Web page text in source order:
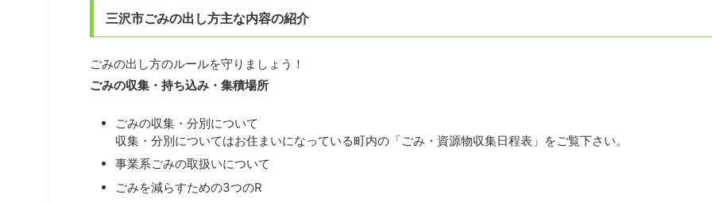
三沢市ごみの出し方主な内容の紹介
ごみの出し方のルールを守りましょう！
ごみの収集・持ち込み・集積場所
ごみの収集・分別について
収集・分別についてはお住まいになっている町内の「ごみ・資源物収集日程表」をご覧下さい。
事業系ごみの取扱いについて
ごみを減らすための3つのR